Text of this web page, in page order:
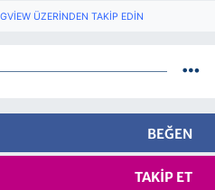
ÜZERINDEN TAKIP EDIN
BEĞEN
TAKIP ET